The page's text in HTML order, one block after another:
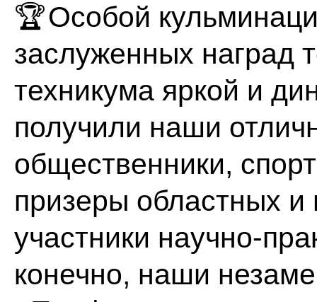
Особой
заслуженных наград
техникума яркой и
получили наши
общественники,
призеры областных и
участники научно-
конечно, наши